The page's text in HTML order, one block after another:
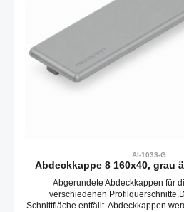
AI-1033-G
Abdeckkappe 8 160x40, grau
Abgerundete Abdeckkappen für
verschiedenen
Schnittfläche entfällt. Abdeckkappen